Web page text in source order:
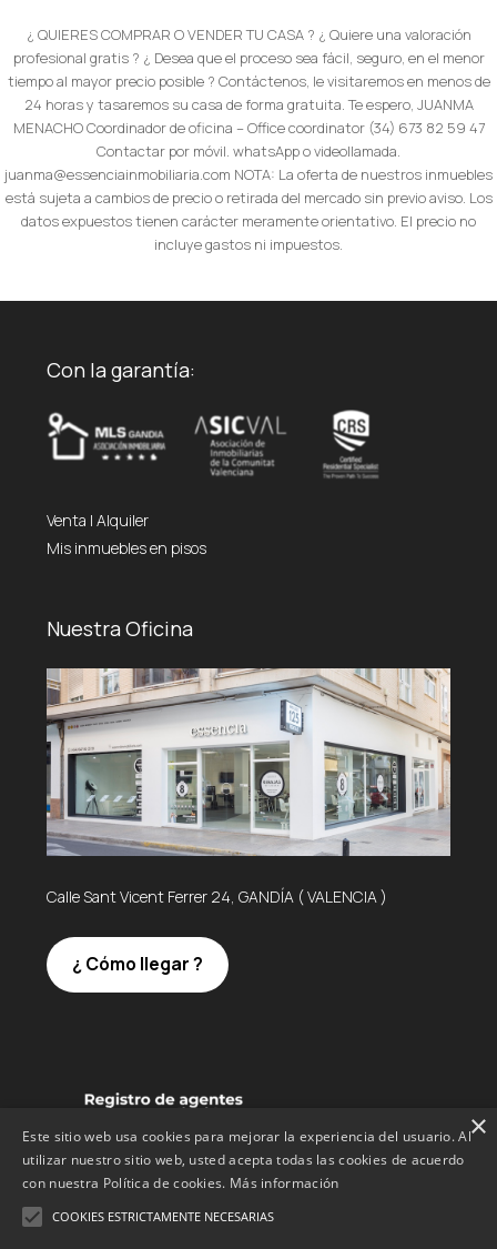
¿ QUIERES COMPRAR O VENDER TU CASA ? ¿ Quiere una valoración
profesional gratis ? ¿ Desea que el proceso sea fácil, seguro, en el menor
tiempo al mayor precio posible ? Contáctenos, le visitaremos en menos de
24 horas y tasaremos su casa de forma gratuita. Te espero, JUANMA
MENACHO Coordinador de oficina – Office coordinator (34) 673 82 59 47
Contactar por móvil. whatsApp o videollamada.
juanma@essenciainmobiliaria.com NOTA: La oferta de nuestros inmuebles
está sujeta a cambios de precio o retirada del mercado sin previo aviso. Los
datos expuestos tienen carácter meramente orientativo. El precio no
incluye gastos ni impuestos.
Con la garantía:
Venta | Alquiler
Mis inmuebles en pisos
Nuestra Oficina
Calle Sant Vicent Ferrer 24, GANDÍA ( VALENCIA )
¿ Cómo llegar ?
×
Este sitio web usa cookies para mejorar la experiencia del usuario. Al
utilizar nuestro sitio web, usted acepta todas las cookies de acuerdo
con nuestra Política de cookies. Más información
COOKIES ESTRICTAMENTE NECESARIAS